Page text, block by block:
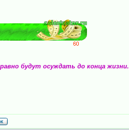
будут осуждать до конца жизни.